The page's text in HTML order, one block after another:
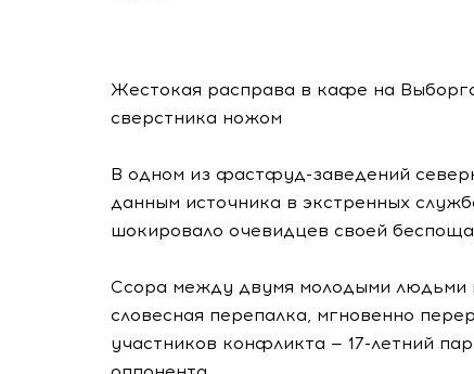
Жестокая расправа в кафе на
сверстника ножом
В одном из фастфуд-заведений
данным источника в экстренных
шокировало очевидцев своей
Ссора между двумя молодыми людьми
словесная перепалка, мгновенно
участников конфликта — 17-летний